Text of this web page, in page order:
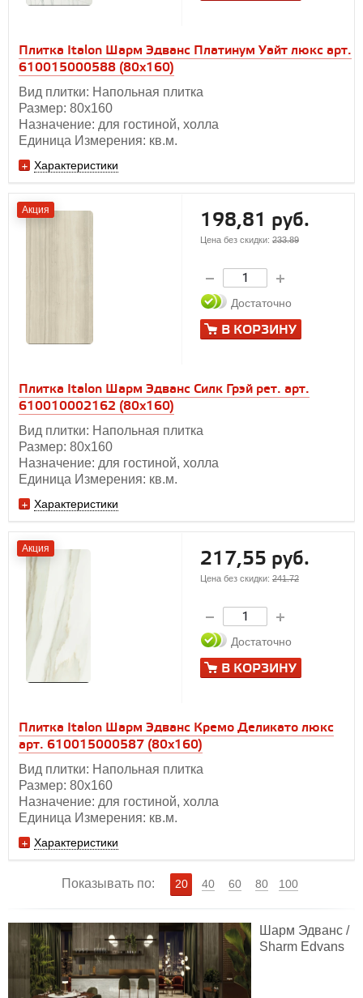
Плитка Italon Шарм Эдванс Платинум Уайт люкс арт.
610015000588 (80x160)
Вид плитки: Напольная плитка
Размер: 80х160
Назначение: для гостиной, холла
Единица Измерения: кв.м.
Характеристики
Акция
Плитка Italon Шарм Эдванс Силк Грэй рет. арт.
610010002162 (80x160)
Вид плитки: Напольная плитка
Размер: 80х160
Назначение: для гостиной, холла
Единица Измерения: кв.м.
Характеристики
198,81 руб.
Цена без скидки: 233.89
Достаточно
В КОРЗИНУ
Акция
Плитка Italon Шарм Эдванс Кремо Деликато люкс
арт. 610015000587 (80x160)
Вид плитки: Напольная плитка
Размер: 80х160
Назначение: для гостиной, холла
Единица Измерения: кв.м.
Характеристики
217,55 руб.
Цена без скидки: 241.72
Достаточно
В КОРЗИНУ
Показывать по: 20 40 60 80 100
Шарм Эдванс /
Sharm Edvans